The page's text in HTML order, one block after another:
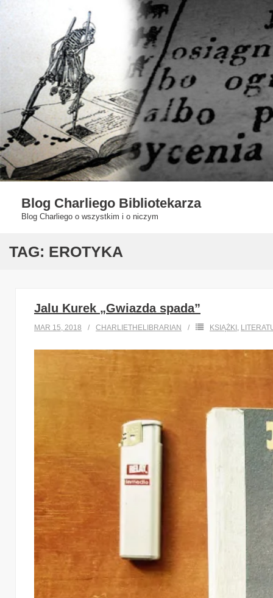
Blog Charliego Bibliotekarza
Blog Charliego o wszystkim i o niczym
TAG: EROTYKA
Jalu Kurek „Gwiazda spada”
MAR 15, 2018 CHARLIETHELIBRARIAN KSIĄŻKI ,